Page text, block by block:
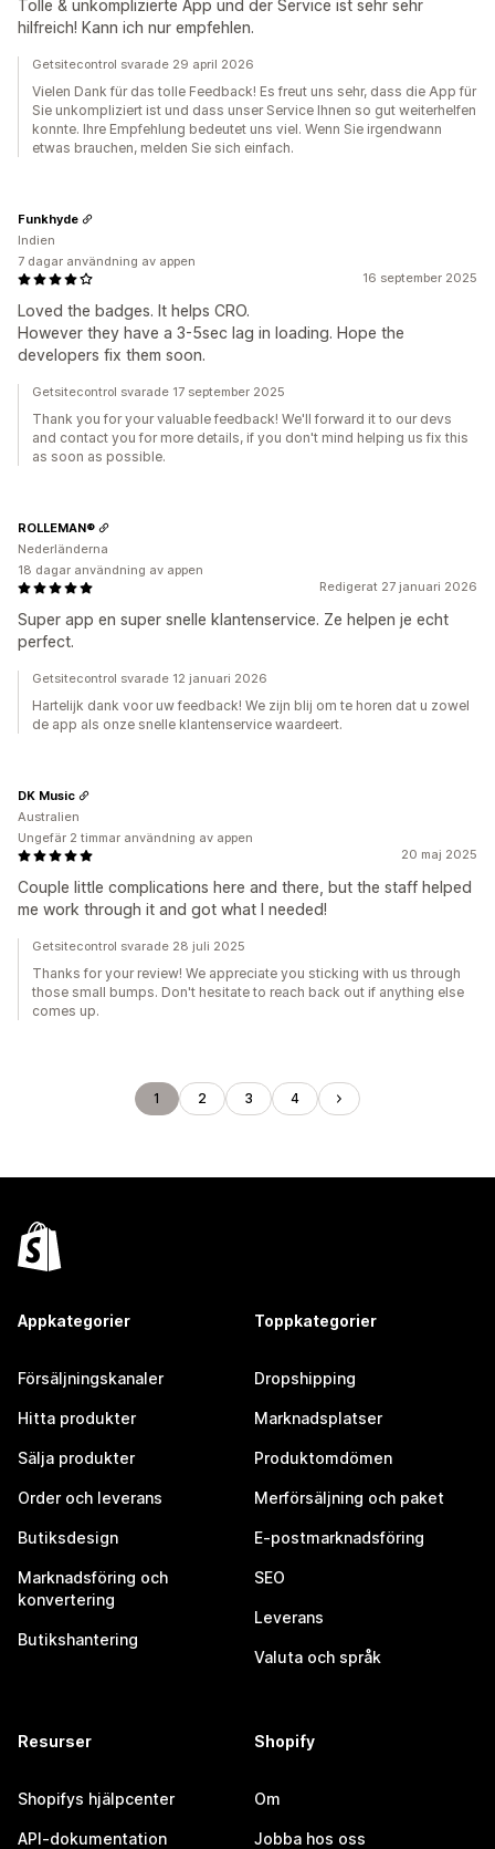
Tolle & unkomplizierte App und der Service ist sehr sehr
hilfreich! Kann ich nur empfehlen.
Getsitecontrol svarade 29 april 2026
Vielen Dank für das tolle Feedback! Es freut uns sehr, dass die App für
Sie unkompliziert ist und dass unser Service Ihnen so gut weiterhelfen
konnte. Ihre Empfehlung bedeutet uns viel. Wenn Sie irgendwann
etwas brauchen, melden Sie sich einfach.
16 september 2025
Loved the badges. It helps CRO.
However they have a 3-5sec lag in loading. Hope the
developers fix them soon.
Funkhyde
Indien
7 dagar användning av appen
Getsitecontrol svarade 17 september 2025
Thank you for your valuable feedback! We'll forward it to our devs
and contact you for more details, if you don't mind helping us fix this
as soon as possible.
Redigerat 27 januari 2026
Super app en super snelle klantenservice. Ze helpen je echt
perfect.
ROLLEMAN®
Nederländerna
18 dagar användning av appen
Getsitecontrol svarade 12 januari 2026
Hartelijk dank voor uw feedback! We zijn blij om te horen dat u zowel
de app als onze snelle klantenservice waardeert.
20 maj 2025
Couple little complications here and there, but the staff helped
me work through it and got what I needed!
DK Music
Australien
Ungefär 2 timmar användning av appen
Getsitecontrol svarade 28 juli 2025
Thanks for your review! We appreciate you sticking with us through
those small bumps. Don't hesitate to reach back out if anything else
comes up.
1 2 3 4
Appkategorier
Försäljningskanaler
Hitta produkter
Sälja produkter
Order och leverans
Butiksdesign
Marknadsföring och
konvertering
Butikshantering
Toppkategorier
Dropshipping
Marknadsplatser
Produktomdömen
Merförsäljning och paket
E-postmarknadsföring
SEO
Leverans
Valuta och språk
Resurser
Shopifys hjälpcenter
API-dokumentation
Shopify
Om
Jobba hos oss